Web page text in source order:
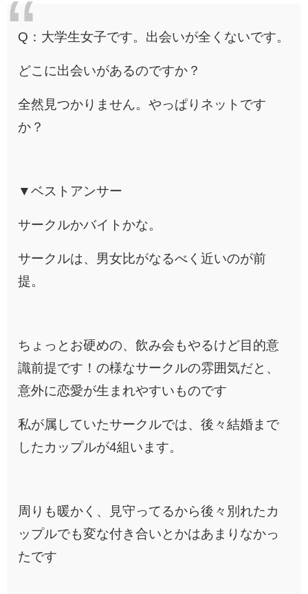
Q：大学生女子です。出会いが全くないです。
どこに出会いがあるのですか？
全然見つかりません。やっぱりネットです
か？
▼ベストアンサー
サークルかバイトかな。
サークルは、男女比がなるべく近いのが前
提。
ちょっとお硬めの、飲み会もやるけど目的意
識前提です！の様なサークルの雰囲気だと、
意外に恋愛が生まれやすいものです
私が属していたサークルでは、後々結婚まで
したカップルが4組います。
周りも暖かく、見守ってるから後々別れたカ
ップルでも変な付き合いとかはあまりなかっ
たです